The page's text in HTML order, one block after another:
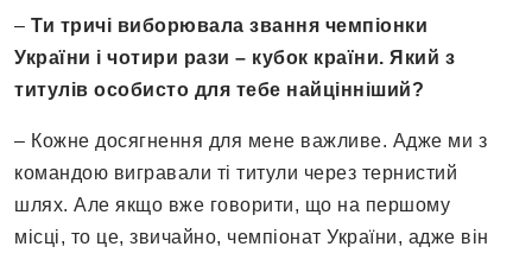
– Ти тричі виборювала звання чемпіонки
України і чотири рази – кубок країни. Який з
титулів особисто для тебе найцінніший?
– Кожне досягнення для мене важливе. Адже ми з
командою вигравали ті титули через тернистий
шлях. Але якщо вже говорити, що на першому
місці, то це, звичайно, чемпіонат України, адже він